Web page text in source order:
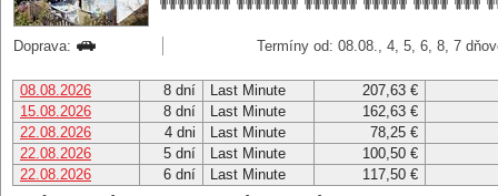
Doprava: Termíny od: 08.08., 4, 5, 6, 8, 7
08.08.2026 8 dní Last Minute
207,63 €
15.08.2026
8 dní Last Minute
162,63 €
22.08.2026
4 dni Last Minute
78,25 €
22.08.2026
5 dní Last Minute
100,50 €
22.08.2026
6 dní Last Minute 117,50 €